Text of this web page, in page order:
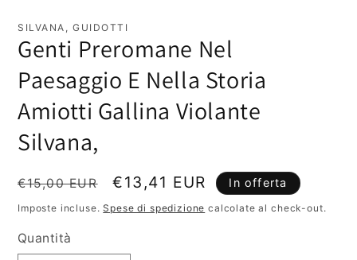
multimediali
in
finestra
modale
SILVANA, GUIDOTTI
Genti Preromane Nel
Paesaggio E Nella Storia
Amiotti Gallina Violante
Silvana,
Prezzo
di
€15,00 EUR
Prezzo
scontato
€13,41 EUR In offerta
Imposte incluse.Spese di spedizione calcolate al check-out.
Quantità